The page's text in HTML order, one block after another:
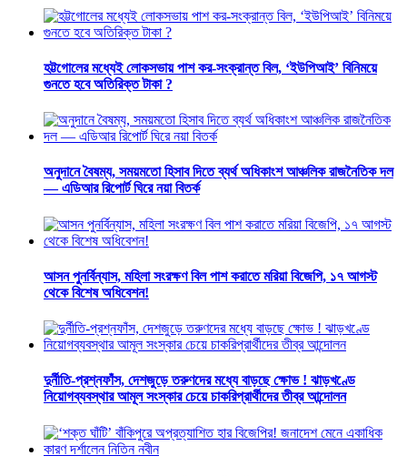
হট্টগোলের মধ্যেই লোকসভায় পাশ কর-সংক্রান্ত বিল, ‘ইউপিআই’ বিনিময়ে
গুনতে হবে অতিরিক্ত টাকা ?
অনুদানে বৈষম্য, সময়মতো হিসাব দিতে ব্যর্থ অধিকাংশ আঞ্চলিক রাজনৈতিক দল
— এডিআর রিপোর্ট ঘিরে নয়া বিতর্ক
আসন পুনর্বিন্যাস, মহিলা সংরক্ষণ বিল পাশ করাতে মরিয়া বিজেপি, ১৭ আগস্ট
থেকে বিশেষ অধিবেশন!
দুর্নীতি-প্রশ্নফাঁস, দেশজুড়ে তরুণদের মধ্যে বাড়ছে ক্ষোভ ! ঝাড়খণ্ডে
নিয়োগব্যবস্থার আমূল সংস্কার চেয়ে চাকরিপ্রার্থীদের তীব্র আন্দোলন